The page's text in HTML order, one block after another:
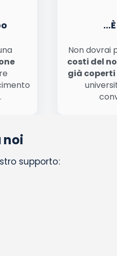
Non dovrai
costi del
già coperti
noi
supporto: